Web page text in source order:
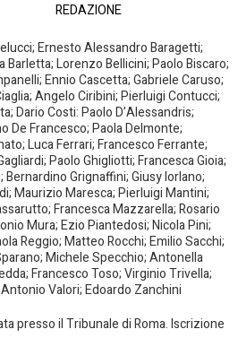
REDAZIONE
Ernesto Alessandro Baragetti;
Lorenzo Bellicini; Paolo Biscaro;
Ennio Cascetta; Gabriele Caruso;
Angelo Ciribini; Pierluigi Contucci;
Dario Costi: Paolo D’Alessandris;
De Francesco; Paola Delmonte;
Luca Ferrari; Francesco Ferrante;
Paolo Ghigliotti; Francesca Gioia;
Bernardino Grignaffini; Giusy Iorlano;
Maurizio Maresca; Pierluigi Mantini;
Francesca Mazzarella; Rosario
Mura; Ezio Piantedosi; Nicola Pini;
Reggio; Matteo Rocchi; Emilio Sacchi;
Michele Specchio; Antonella
Francesco Toso; Virginio Trivella;
Valori; Edoardo Zanchini
presso il Tribunale di Roma. Iscrizione